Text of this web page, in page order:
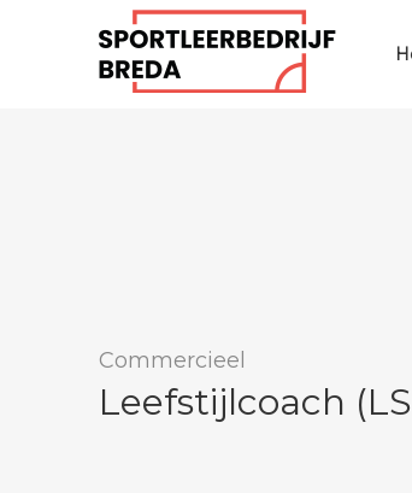
Commercieel
Leefstijlcoach